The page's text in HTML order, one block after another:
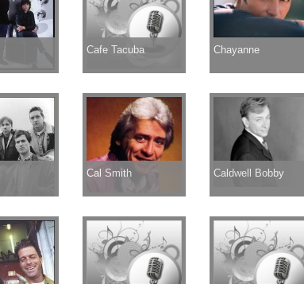
Cafe Tacuba Chayanne
Cal Smith Caldwell Bobby